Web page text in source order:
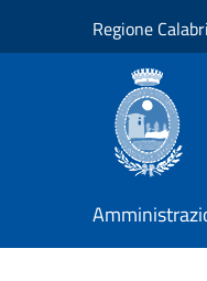
Regione